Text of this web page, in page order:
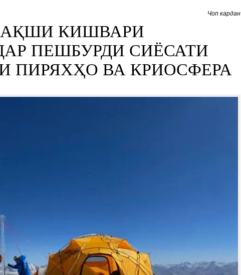
Чоп кардан
КИШВАРИ
ПЕШБУРДИ СИЁСАТИ
ПИРЯХҲО ВА КРИОСФЕРА